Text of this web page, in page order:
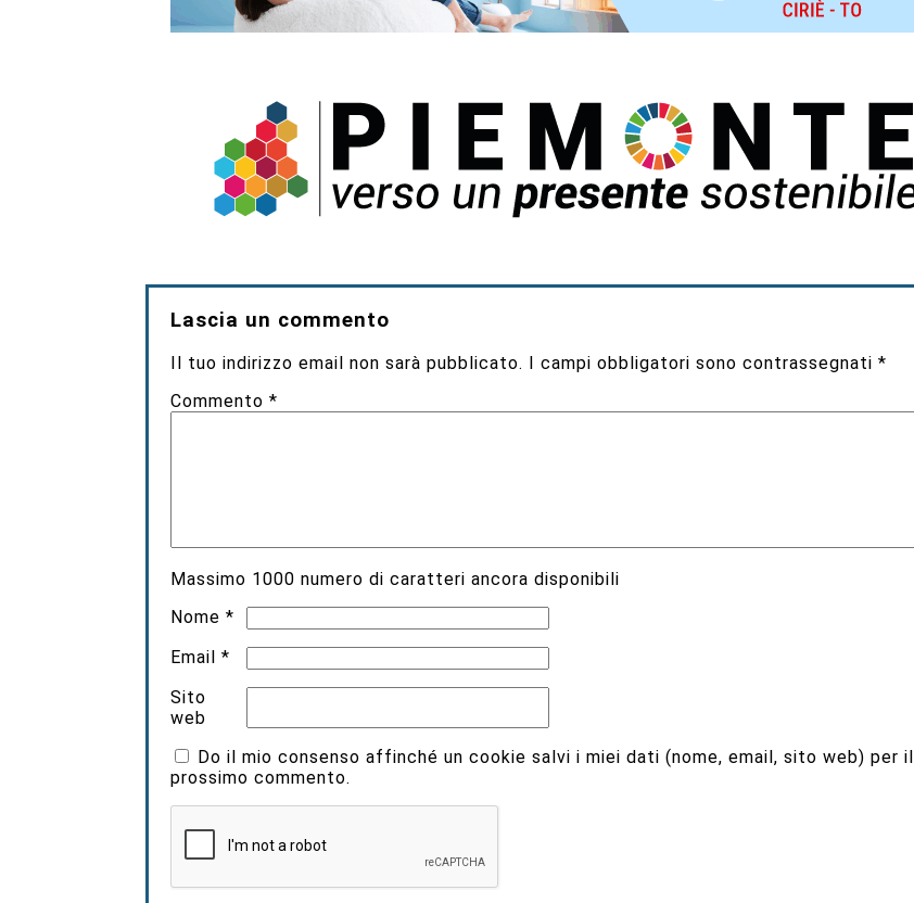
Lascia un commento
Il tuo indirizzo email non sarà pubblicato. I campi obbligatori sono contrassegnati*
Commento*
Massimo 1000 numero di caratteri ancora disponibili
Nome*
Email*
Sito
web
Do il mio consenso affinché un cookie salvi i miei dati (nome, email, sito web) per il
prossimo commento.